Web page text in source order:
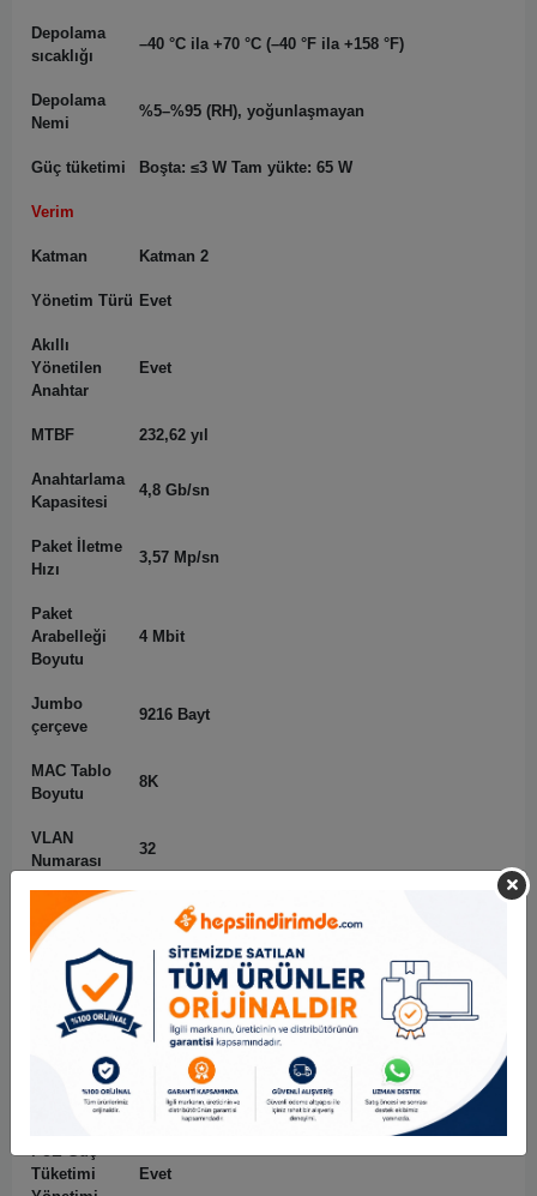
Depolama
sıcaklığı
–40 °C ila +70 °C (–40 °F ila +158 °F)
Depolama
Nemi
%5–%95 (RH), yoğunlaşmayan
Güç tüketimi Boşta: ≤3 W Tam yükte: 65 W
Verim
Katman Katman 2
Yönetim Türü Evet
Akıllı
Yönetilen
Anahtar
Evet
MTBF 232,62 yıl
Anahtarlama
Kapasitesi
4,8 Gb/sn
Paket İletme
Hızı
3,57 Mp/sn
Paket
Arabelleği
Boyutu
4 Mbit
Jumbo
çerçeve
9216 Bayt
MAC Tablo
Boyutu
8K
VLAN
Numarası
32
İletişim
Standardı
IEEE802.3; IEEE802.3u; IEEE802.3x; IEEE802.3ab
Protokolü
IEEE802.3af; IEEE802.3at; Yüksek PoE
PoE Gücü
Bağlantı Noktası 1 ≤ 60 W, Bağlantı Noktası 2-4 ≤
30 W, toplam ≤ 60 W
PoE Güç
Tüketimi
Evet